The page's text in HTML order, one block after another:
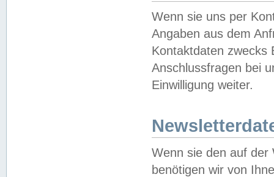
Wenn sie uns per
Angaben aus dem
Kontaktdaten zwecks
Anschlussfragen bei
Einwilligung weiter.
Wenn sie den auf der
benötigen wir von